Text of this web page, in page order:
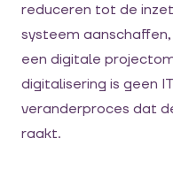
reduceren tot de
systeem
een digitale
digitalisering is geen
veranderproces dat
raakt.